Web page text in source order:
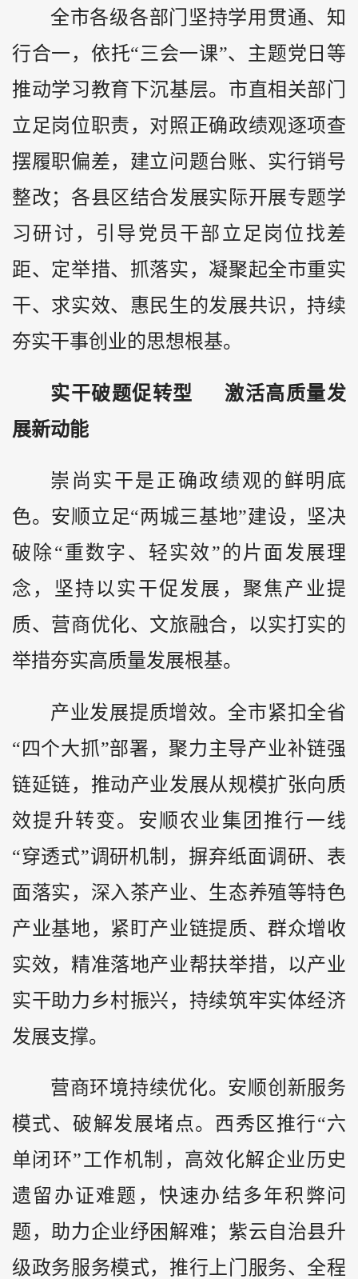
全市各级各部门坚持学用贯通、知
行合一，依托“三会一课”、主题党日等
推动学习教育下沉基层。市直相关部门
立足岗位职责，对照正确政绩观逐项查
摆履职偏差，建立问题台账、实行销号
整改；各县区结合发展实际开展专题学
习研讨，引导党员干部立足岗位找差
距、定举措、抓落实，凝聚起全市重实
干、求实效、惠民生的发展共识，持续
夯实干事创业的思想根基。
实干破题促转型 激活高质量发
展新动能
崇尚实干是正确政绩观的鲜明底
色。安顺立足“两城三基地”建设，坚决
破除“重数字、轻实效”的片面发展理
念，坚持以实干促发展，聚焦产业提
质、营商优化、文旅融合，以实打实的
举措夯实高质量发展根基。
产业发展提质增效。全市紧扣全省
“四个大抓”部署，聚力主导产业补链强
链延链，推动产业发展从规模扩张向质
效提升转变。安顺农业集团推行一线
“穿透式”调研机制，摒弃纸面调研、表
面落实，深入茶产业、生态养殖等特色
产业基地，紧盯产业链提质、群众增收
实效，精准落地产业帮扶举措，以产业
实干助力乡村振兴，持续筑牢实体经济
发展支撑。
营商环境持续优化。安顺创新服务
模式、破解发展堵点。西秀区推行“六
单闭环”工作机制，高效化解企业历史
遗留办证难题，快速办结多年积弊问
题，助力企业纾困解难；紫云自治县升
级政务服务模式，推行上门服务、全程